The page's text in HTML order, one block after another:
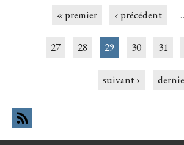
« premier ‹ précédent
27 28 29 30 31
suivant ›